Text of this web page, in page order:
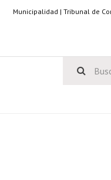
Municipalidad | Tribunal de